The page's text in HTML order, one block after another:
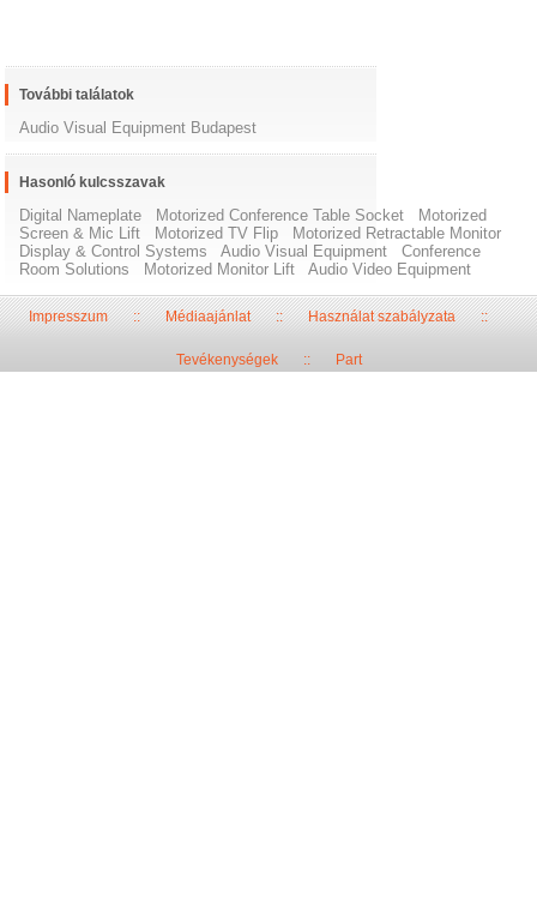
További találatok
Audio Visual Equipment Budapest
Hasonló kulcsszavak
Digital Nameplate Motorized Conference Table Socket
Motorized
Screen & Mic Lift
Motorized TV Flip
Motorized Retractable Monitor
Display & Control Systems
Audio Visual Equipment
Conference
Room Solutions
Motorized Monitor Lift Audio Video Equipment
Impresszum::Médiaajánlat::Használat szabályzata::
Tevékenységek:: Part